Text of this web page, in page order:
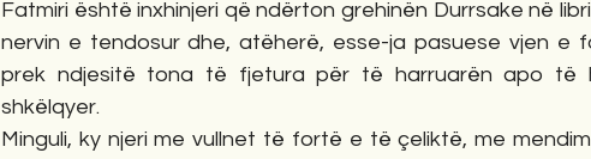
Fatmiri është inxhinjeri që ndërton grehinën Durrsake në
nervin e tendosur dhe, atëherë, esse-ja pasuese vjen e
prek ndjesitë tona të fjetura për të harruarën apo të
shkëlqyer.
Minguli, ky njeri me vullnet të fortë e të çeliktë, me